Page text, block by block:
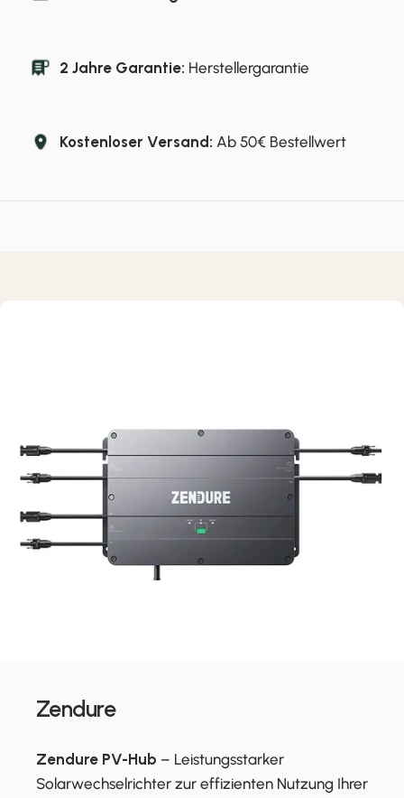
2 Jahre Garantie: Herstellergarantie
Kostenloser Versand: Ab 50€ Bestellwert
Zendure
Zendure PV-Hub – Leistungsstarker
Solarwechselrichter zur effizienten Nutzung Ihrer